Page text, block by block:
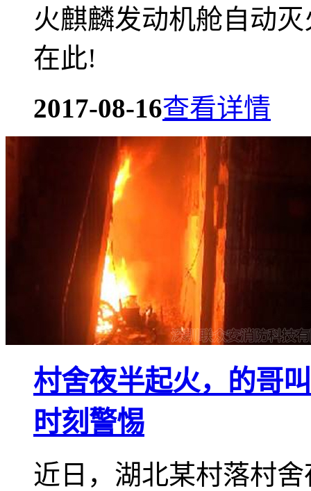
火麒麟发动机舱自动
在此!
2017-08-16查看详情
村舍夜半起火，的哥
时刻警惕
近日，湖北某村落村